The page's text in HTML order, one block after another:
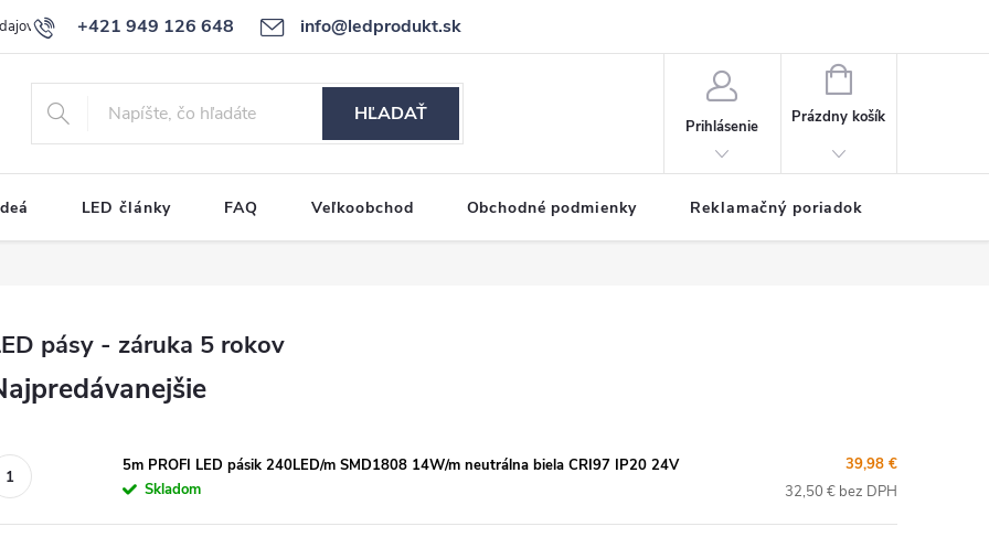
+421 949 126 648 info@ledprodukt.sk
Reklamačný poriadok
HĽADAŤ
Prihlásenie
NÁKUPNÝ
KOŠÍK
Prázdny košík
LED články FAQ Veľkoobchod Obchodné podmienky Reklamačný poriadok
pásy - záruka 5 rokov
5m PROFI LED pásik 240LED/m SMD1808 14W/m neutrálna biela CRI97 IP20 24V
Skladom
39,98 €
32,50 € bez DPH